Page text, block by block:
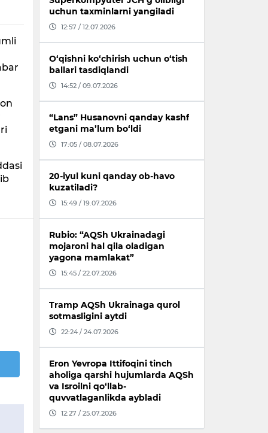
uchun taxminlarni yangiladi
12:57 / 12.07.2026
O‘qishni ko‘chirish uchun o‘tish
ballari tasdiqlandi
14:52 / 09.07.2026
“Lans” Husanovni qanday kashf
etgani ma’lum bo‘ldi
17:05 / 08.07.2026
20-iyul kuni qanday ob-havo
kuzatiladi?
15:49 / 19.07.2026
Rubio: “AQSh Ukrainadagi
mojaroni hal qila oladigan
yagona mamlakat”
15:45 / 22.07.2026
Tramp AQSh Ukrainaga qurol
sotmasligini aytdi
22:24 / 24.07.2026
Eron Yevropa Ittifoqini tinch
aholiga qarshi hujumlarda AQSh
va Isroilni qo‘llab-
quvvatlaganlikda aybladi
12:27 / 25.07.2026